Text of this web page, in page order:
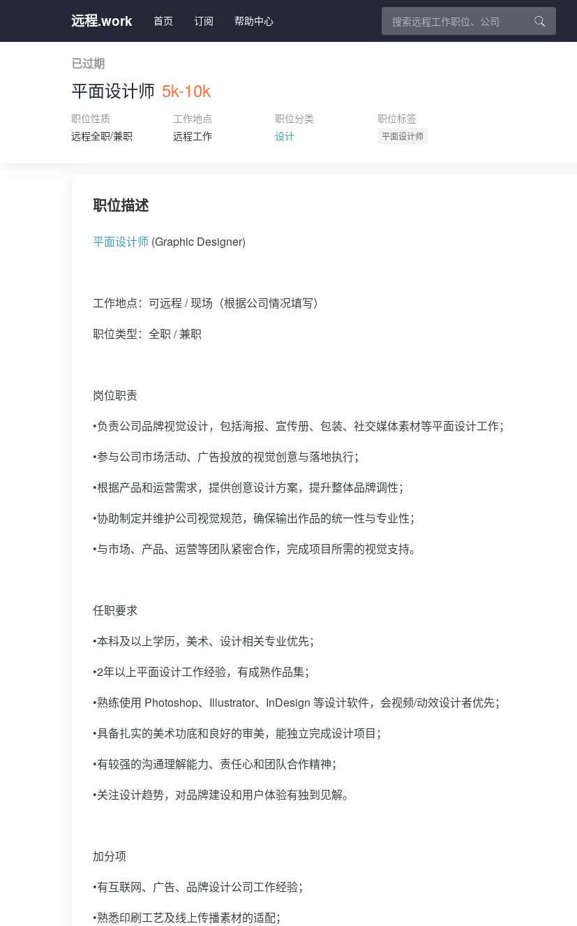
远程.work 首页 订阅 帮助中心
已过期
平面设计师 5k-10k
职位性质
远程全职/兼职
工作地点
远程工作
职位分类
设计
职位标签
平面设计师
职位描述
平面设计师 (Graphic Designer)
工作地点：可远程 / 现场（根据公司情况填写）
职位类型：全职 / 兼职
岗位职责
•负责公司品牌视觉设计，包括海报、宣传册、包装、社交媒体素材等平面设计工作；
•参与公司市场活动、广告投放的视觉创意与落地执行；
•根据产品和运营需求，提供创意设计方案，提升整体品牌调性；
•协助制定并维护公司视觉规范，确保输出作品的统一性与专业性；
•与市场、产品、运营等团队紧密合作，完成项目所需的视觉支持。
任职要求
•本科及以上学历，美术、设计相关专业优先；
•2年以上平面设计工作经验，有成熟作品集；
•熟练使用 Photoshop、Illustrator、InDesign 等设计软件，会视频/动效设计者优先；
•具备扎实的美术功底和良好的审美，能独立完成设计项目；
•有较强的沟通理解能力、责任心和团队合作精神；
•关注设计趋势，对品牌建设和用户体验有独到见解。
加分项
•有互联网、广告、品牌设计公司工作经验；
•熟悉印刷工艺及线上传播素材的适配；